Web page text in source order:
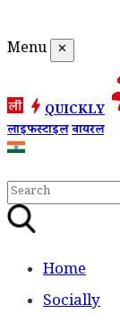
Menu ✕
QUICKLY
लाइफस्टाइलवायरल
Home
Socially